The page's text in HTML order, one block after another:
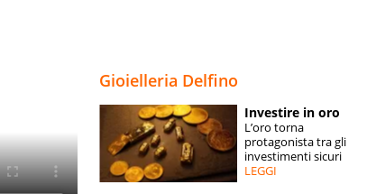
ESPERTI
CONTATTI
Gioielleria Delfino
Investire in oro
L’oro torna
protagonista tra gli
investimenti sicuri
LEGGI